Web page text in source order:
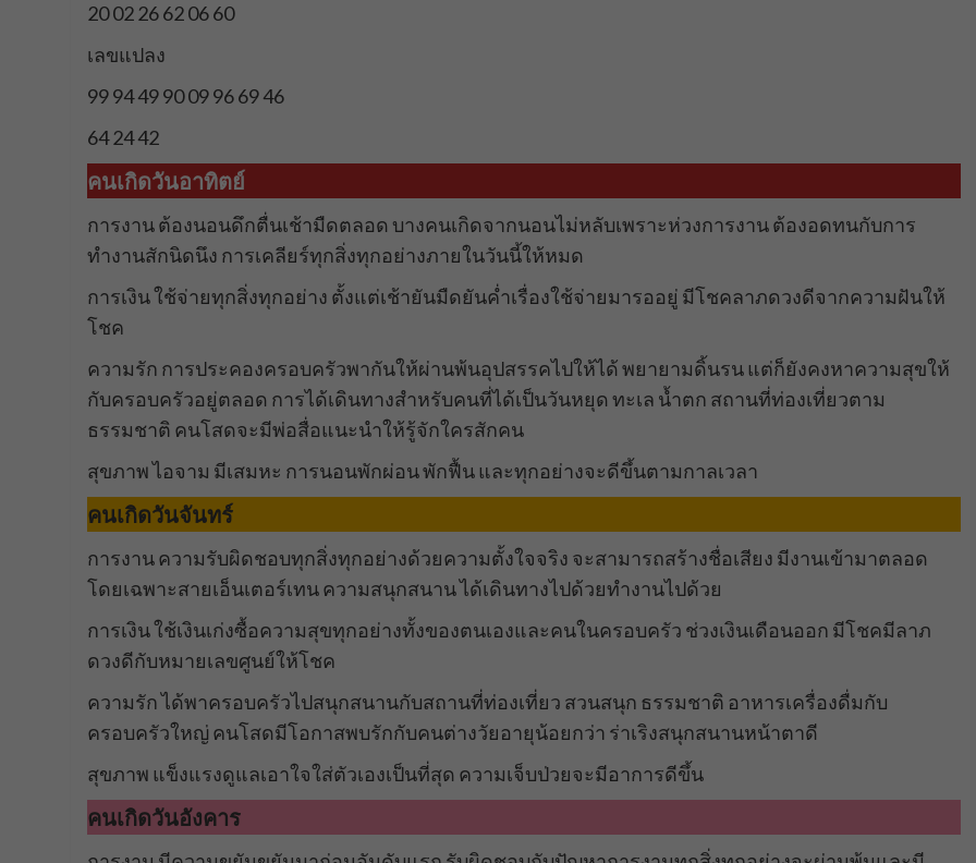
20 02 26 62 06 60
เลขแปลง
99 94 49 90 09 96 69 46
64 24 42
คนเกิดวันอาทิตย์
การงาน ต้องนอนดึกตื่นเช้ามืดตลอด บางคนเกิดจากนอนไม่หลับเพราะห่วงการงาน ต้องอดทนกับการ
ทำงานสักนิดนึง การเคลียร์ทุกสิ่งทุกอย่างภายในวันนี้ให้หมด
การเงิน ใช้จ่ายทุกสิ่งทุกอย่าง ตั้งแต่เช้ายันมืดยันค่ำเรื่องใช้จ่ายมารออยู่ มีโชคลาภดวงดีจากความฝันให้
โชค
ความรัก การประคองครอบครัวพากันให้ผ่านพ้นอุปสรรคไปให้ได้ พยายามดิ้นรน แต่ก็ยังคงหาความสุขให้
กับครอบครัวอยู่ตลอด การได้เดินทางสำหรับคนที่ได้เป็นวันหยุด ทะเล น้ำตก สถานที่ท่องเที่ยวตาม
ธรรมชาติ คนโสดจะมีพ่อสื่อแนะนำให้รู้จักใครสักคน
สุขภาพ ไอจาม มีเสมหะ การนอนพักผ่อน พักฟื้น และทุกอย่างจะดีขึ้นตามกาลเวลา
คนเกิดวันจันทร์
การงาน ความรับผิดชอบทุกสิ่งทุกอย่างด้วยความตั้งใจจริง จะสามารถสร้างชื่อเสียง มีงานเข้ามาตลอด
โดยเฉพาะสายเอ็นเตอร์เทน ความสนุกสนาน ได้เดินทางไปด้วยทำงานไปด้วย
การเงิน ใช้เงินเก่งซื้อความสุขทุกอย่างทั้งของตนเองและคนในครอบครัว ช่วงเงินเดือนออก มีโชคมีลาภ
ดวงดีกับหมายเลขศูนย์ให้โชค
ความรัก ได้พาครอบครัวไปสนุกสนานกับสถานที่ท่องเที่ยว สวนสนุก ธรรมชาติ อาหารเครื่องดื่มกับ
ครอบครัวใหญ่ คนโสดมีโอกาสพบรักกับคนต่างวัยอายุน้อยกว่า ร่าเริงสนุกสนานหน้าตาดี
สุขภาพ แข็งแรงดูแลเอาใจใส่ตัวเองเป็นที่สุด ความเจ็บป่วยจะมีอาการดีขึ้น
คนเกิดวันอังคาร